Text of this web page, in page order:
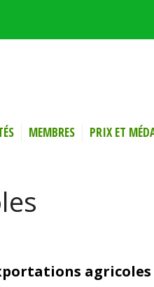
MEMBRES PRIX ET
agricoles